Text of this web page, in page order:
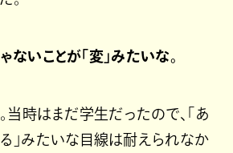
いことが「変」みたいな。
当時はまだ学生だったので、「あ
」みたいな目線は耐えられなか